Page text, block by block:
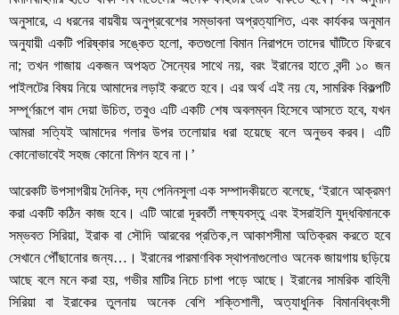
অনুসারে, এ ধরনের বায়বীয় অনুপ্রবেশের সম্ভাবনা অপ্রত্যাশিত, এবং কার্যকর অনুমান
অনুযায়ী একটি পরিষ্কার সঙ্কেত হলো, কতগুলো বিমান নিরাপদে তাদের ঘাঁটিতে ফিরবে
না; তখন গাজায় একজন অপহৃত সৈন্যের সাথে নয়, বরং ইরানের হাতে বন্দী ১০ জন
পাইলটের বিষয় নিয়ে আমাদের লড়াই করতে হবে। এর অর্থ এই নয় যে, সামরিক বিকল্পটি
সম্পূর্ণরূপে বাদ দেয়া উচিত, তবুও এটি একটি শেষ অবলম্বন হিসেবে আসতে হবে, যখন
আমরা সত্যিই আমাদের গলার উপর তলোয়ার ধরা হয়েছে বলে অনুভব করব। এটি
কোনোভাবেই সহজ কোনো মিশন হবে না।’
আরেকটি উপসাগরীয় দৈনিক, দ্য পেনিনসুলা এক সম্পাদকীয়তে বলেছে, ‘ইরানে আক্রমণ
করা একটি কঠিন কাজ হবে। এটি আরো দূরবর্তী লক্ষ্যবস্তু এবং ইসরাইলি যুদ্ধবিমানকে
সম্ভবত সিরিয়া, ইরাক বা সৌদি আরবের প্রতিক‚ল আকাশসীমা অতিক্রম করতে হবে
সেখানে পৌঁছানোর জন্য…। ইরানের পারমাণবিক স্থাপনাগুলোও অনেক জায়গায় ছড়িয়ে
আছে বলে মনে করা হয়, গভীর মাটির নিচে চাপা পড়ে আছে। ইরানের সামরিক বাহিনী
সিরিয়া বা ইরাকের তুলনায় অনেক বেশি শক্তিশালী, অত্যাধুনিক বিমানবিধ্বংসী